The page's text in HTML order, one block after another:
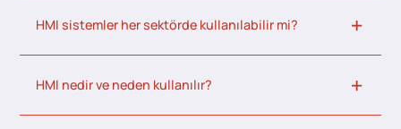
HMI sistemler her sektörde kullanılabilir mi?
HMI nedir ve neden kullanılır?